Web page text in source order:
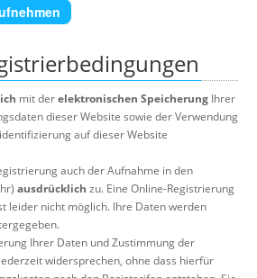
mit derelektronischen Speicherung Ihrer
dieser Website sowie der Verwendung
auf dieser Website
auch der Aufnahme in den
ausdrücklich zu. Eine Online-Registrierung
leider nicht möglich. Ihre Daten werden
Ihrer Daten und Zustimmung der
widersprechen, ohne dass hierfür